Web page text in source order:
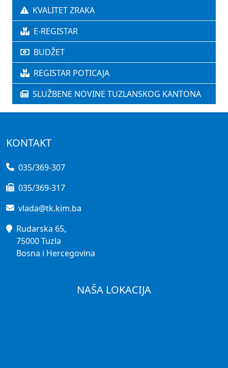
KVALITET ZRAKA
E-REGISTAR
BUDŽET
REGISTAR POTICAJA
SLUŽBENE NOVINE TUZLANSKOG KANTONA
KONTAKT
035/369-307
035/369-317
vlada@tk.kim.ba
Rudarska 65,
75000 Tuzla
Bosna i Hercegovina
NAŠA LOKACIJA